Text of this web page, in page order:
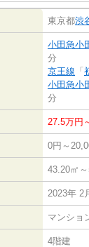
東京都渋
小田急小
分
京王線 「
小田急小
分
27.5万円
0円～
43.20㎡
2023年 2
マンショ
4階建